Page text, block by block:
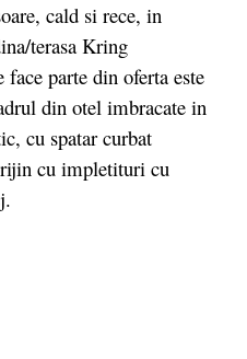
cald si rece, in
terasa Kring
parte din oferta este
din otel imbracate in
cu spatar curbat
cu impletituri cu